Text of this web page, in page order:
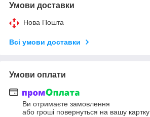
Умови доставки
Нова Пошта
Всі умови доставки
Умови оплати
Ви отримаєте замовлення
або гроші повернуться на вашу картку